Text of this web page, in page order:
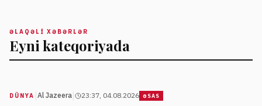
ƏLAQƏLI XƏBƏRLƏR
Eyni kateqoriyada
DÜNYA Al Jazeera 23:37, 04.08.2026 ƏSAS